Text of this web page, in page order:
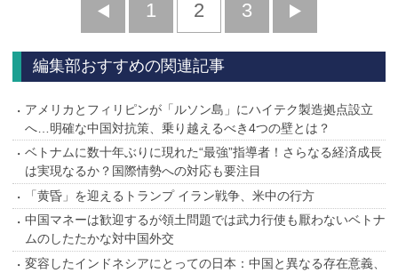
前
へ
1 2 3
へ
編集部おすすめの関連記事
アメリカとフィリピンが「ルソン島」にハイテク製造拠点設立
へ…明確な中国対抗策、乗り越えるべき4つの壁とは？
ベトナムに数十年ぶりに現れた“最強”指導者！さらなる経済成長
は実現なるか？国際情勢への対応も要注目
「黄昏」を迎えるトランプ イラン戦争、米中の行方
中国マネーは歓迎するが領土問題では武力行使も厭わないベトナ
ムのしたたかな対中国外交
変容したインドネシアにとっての日本：中国と異なる存在意義、